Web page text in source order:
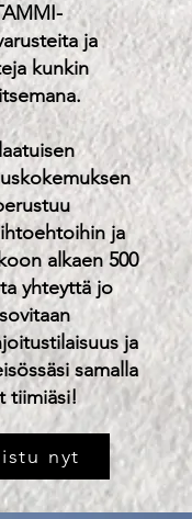
ja
kunkin
ja
alkaen 500
yhteyttä jo
ja
samalla
tiimiäsi!
nyt